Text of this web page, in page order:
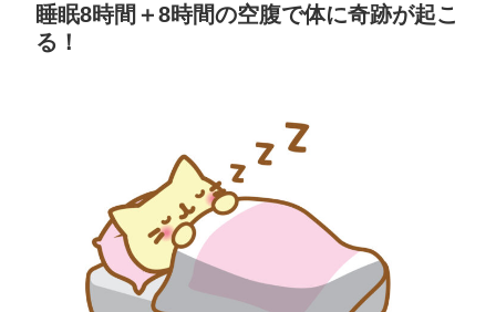
睡眠8時間＋8時間の空腹で体に奇跡が起こ
る！